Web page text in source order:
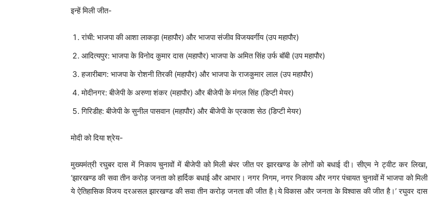
इन्हें मिली जीत-
रांची: भाजपा की आशा लाकड़ा (महापौर) और भाजपा संजीव विजयवर्गीय (उप महापौर)
आदित्यपुर: भाजपा के विनोद कुमार दास (महापौर) भाजपा के अमित सिंह उर्फ बॉबी (उप महापौर)
हजारीबाग: भाजपा के रोशनी तिरकी (महापौर) और भाजपा के राजकुमार लाल (उप महापौर)
मोदीनगर: बीजेपी के अरुणा शंकर (महापौर) और बीजेपी के मंगल सिंह (डिप्टी मेयर)
गिरिडीह: बीजेपी के सुनील पासवान (महापौर) और बीजेपी के प्रकाश सेठ (डिप्टी मेयर)
मोदी को दिया श्रेय-
मुख्यमंत्री रघुबर दास में निकाय चुनावों में बीजेपी को मिली बंपर जीत पर झारखण्ड के लोगों को बधाई दी। सीएम ने ट्वीट कर लिखा,
‘झारखण्ड की सवा तीन करोड़ जनता को हार्दिक बधाई और आभार। नगर निगम, नगर निकाय और नगर पंचायत चुनावों में भाजपा को मिली
ये ऐतिहासिक विजय दरअसल झारखण्ड की सवा तीन करोड़ जनता की जीत है।ये विकास और जनता के विश्वास की जीत है।’ रघुवर दास